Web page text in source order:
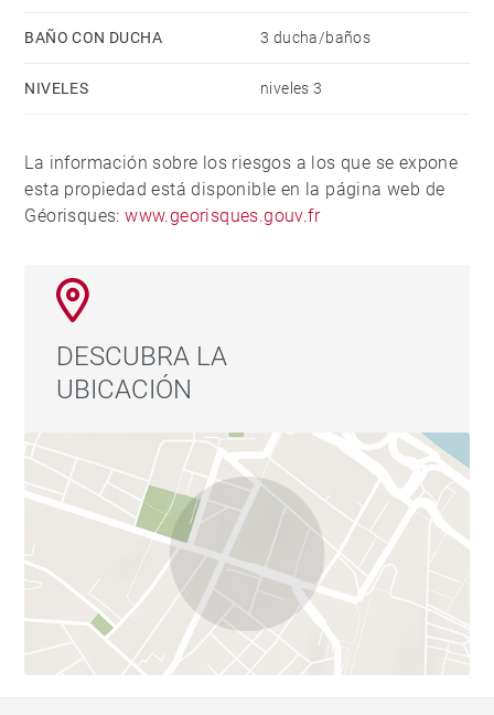
BAÑO CON DUCHA 3 ducha/baños
NIVELES niveles 3
La información sobre los riesgos a los que se expone
esta propiedad está disponible en la página web de
Géorisques:www.georisques.gouv.fr
DESCUBRA LA
UBICACIÓN